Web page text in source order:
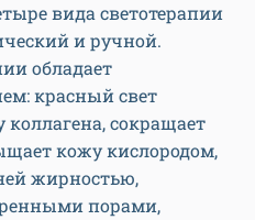
вида светотерапии
и ручной.
обладает
красный свет
сокращает
кожу кислородом,
жирностью,
порами,